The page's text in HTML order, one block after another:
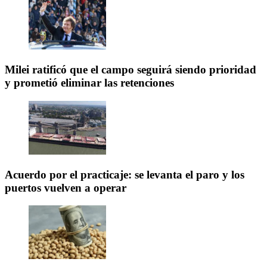
Milei ratificó que el campo seguirá siendo prioridad
y prometió eliminar las retenciones
Acuerdo por el practicaje: se levanta el paro y los
puertos vuelven a operar